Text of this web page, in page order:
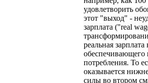
удовлетворить
этот "выход" -
зарплата ("real
реальная
обеспечивающего
потребления. То
оказывается
силы во втором